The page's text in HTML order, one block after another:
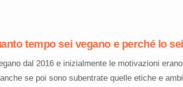
tempo sei vegano e perché lo
dal 2016 e inizialmente le motivazioni
se poi sono subentrate quelle etiche e